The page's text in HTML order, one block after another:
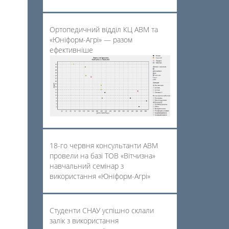
Ортопедичний відділ КЦ АВМ та
«Юніформ-Агрі» — разом
ефективніше
18-го червня консультанти АВМ
провели на базі ТОВ «Вітчизна»
навчальний семінар з
використання «Юніформ-Агрі»
Студенти СНАУ успішно склали
залік з використання